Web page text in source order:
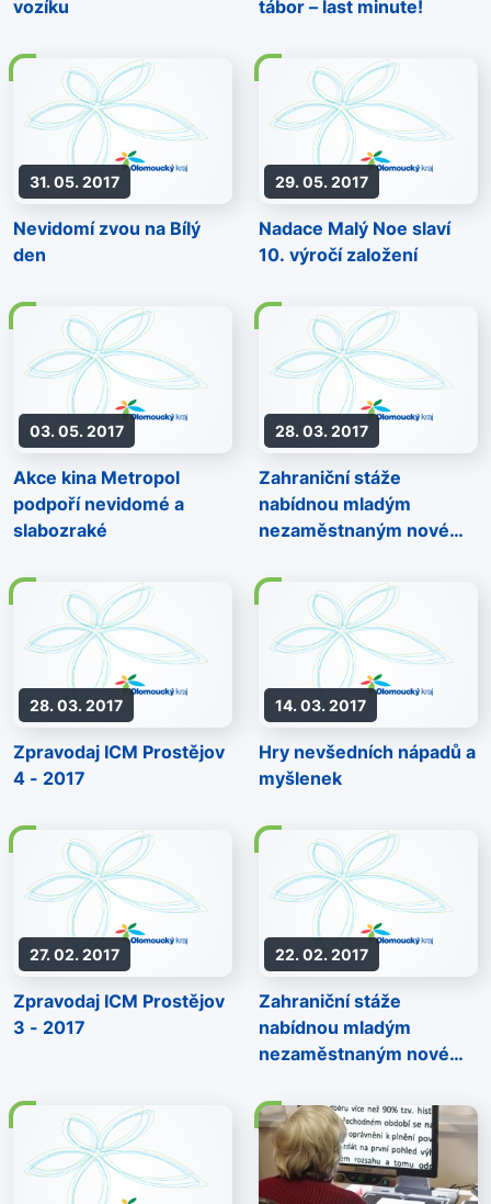
vozíku
tábor – last minute!
31. 05. 2017
Nevidomí zvou na Bílý
den
29. 05. 2017
Nadace Malý Noe slaví
10. výročí založení
03. 05. 2017
Akce kina Metropol
podpoří nevidomé a
slabozraké
28. 03. 2017
Zahraniční stáže
nabídnou mladým
nezaměstnaným nové
28. 03. 2017
Zpravodaj ICM Prostějov
4 - 2017
14. 03. 2017
Hry nevšedních nápadů a
myšlenek
27. 02. 2017
Zpravodaj ICM Prostějov
3 - 2017
22. 02. 2017
Zahraniční stáže
nabídnou mladým
nezaměstnaným nové